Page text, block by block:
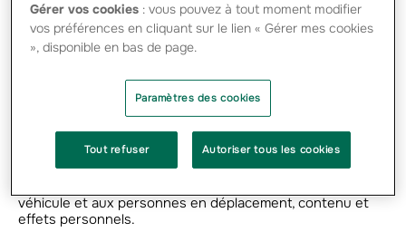
sans surcoût et sans formalités**, qui s’articule autour de
deux principaux piliers : la location de véhicules et le
covoiturage.
Location d’un véhicule auprès d’un professionnel ou
auprès d’un particulier via une plateforme
Dans ces situations, l’assuré peut voir les garanties
essentielles de son contrat étendues à son usage de
véhicule et aux personnes en déplacement, contenu et
effets personnels.
Gérer vos cookies : vous pouvez à tout moment modifier
vos préférences en cliquant sur le lien « Gérer mes cookies
», disponible en bas de page.
Paramètres des cookies
Tout refuser Autoriser tous les cookies